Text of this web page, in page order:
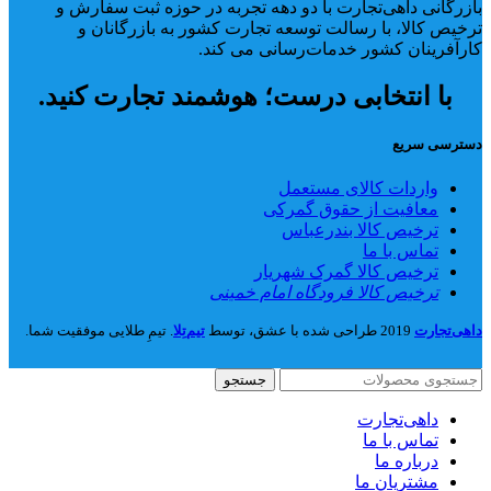
بازرگانی داهی‌تجارت با دو دهه تجربه در حوزه ثبت سفارش و
ترخیص کالا، با رسالت توسعه تجارت کشور به بازرگانان و
کارآفرینان کشور خدمات‌رسانی می کند.
با انتخابی درست؛ هوشمند تجارت کنید.
دسترسی سریع
واردات کالای مستعمل
معافیت از حقوق گمرکی
ترخیص کالا بندرعباس
تماس با ما
ترخیص کالا گمرک شهریار
ترخیص کالا فرودگاه امام خمینی
داهی‌تجارت 2019 طراحی شده با عشق، توسط تیم‌تِلا . تیمِ طلایی موفقیت شما.
جستجو
داهی‌تجارت
تماس با ما
درباره ما
مشتریان ما